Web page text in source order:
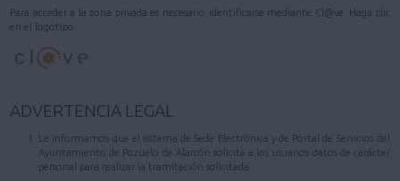
MI CARPETA
INFORMACIÓN MUNICIPAL
AYUDA
Para acceder a la zona privada es necesario identificarse mediante Cl@ve. Haga clic
en el logotipo.
ADVERTENCIA LEGAL
Le informamos que el sistema de Sede Electrónica y de Portal de Servicios del
Ayuntamiento de Pozuelo de Alarcón solicita a los usuarios datos de carácter
personal para realizar la tramitación solicitada.